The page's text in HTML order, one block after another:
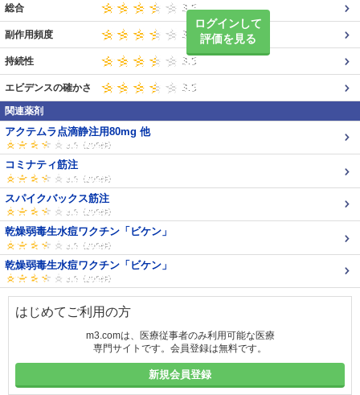
ログインして
評価を見る
総合
副作用頻度
持続性
エビデンスの確かさ
関連薬剤
アクテムラ点滴静注用80mg 他
コミナティ筋注
スパイクバックス筋注
乾燥弱毒生水痘ワクチン「ビケン」
乾燥弱毒生水痘ワクチン「ビケン」
はじめてご利用の方
m3.comは、医療従事者のみ利用可能な医療
専門サイトです。会員登録は無料です。
新規会員登録